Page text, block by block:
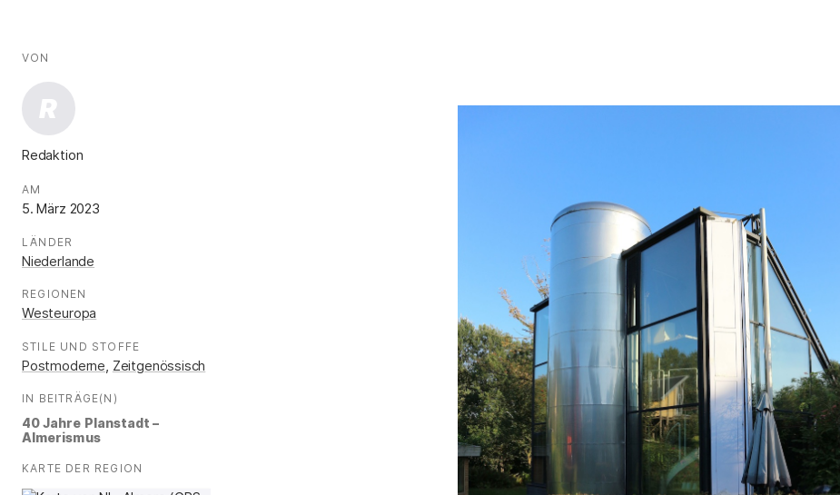
Fakten
VON
R
Redaktion
AM
5. März 2023
LÄNDER
Niederlande
REGIONEN
Westeuropa
STILE UND STOFFE
Postmoderne, Zeitgenössisch
IN BEITRÄGE(N)
40 Jahre Planstadt –
Almerismus
KARTE DER REGION